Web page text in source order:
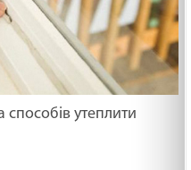
способів утеплити